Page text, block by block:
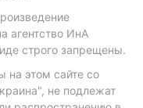
агентство ИнА
строго запрещены.
на этом сайте со
не подлежат